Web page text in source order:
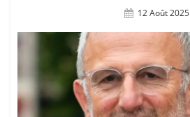
Posted
12 Août 2025